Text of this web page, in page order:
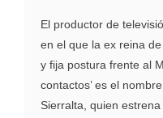
El productor de
en el que la ex reina
y fija postura frente al
contactos’ es el
Sierralta, quien